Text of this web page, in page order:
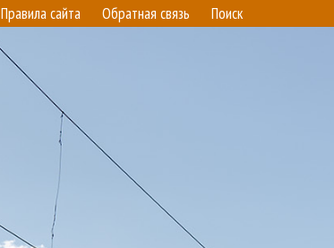
Правила сайта Обратная связь Поиск